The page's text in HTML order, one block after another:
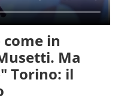
in
Ma
Torino: il